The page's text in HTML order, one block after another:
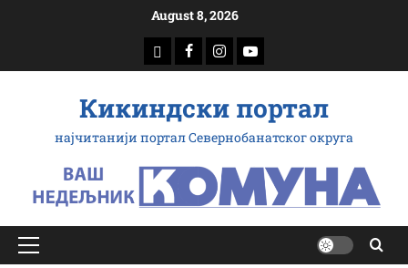
August 8, 2026
доwнлоад
Фацебоок
Инстаграм
Yоутубе
Кикиндски портал
најчитанији портал Севернобанатског округа
Примарy